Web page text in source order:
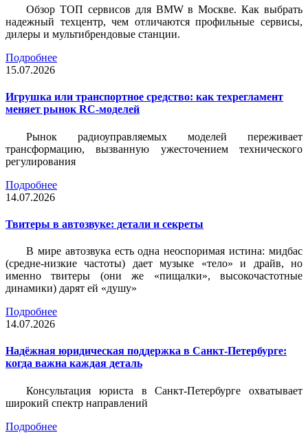
Обзор ТОП сервисов для BMW в Москве. Как выбрать
надежный техцентр, чем отличаются профильные сервисы,
дилеры и мультибрендовые станции.
Подробнее
15.07.2026
Игрушка или транспортное средство: как техрегламент
меняет рынок RC-моделей
Рынок радиоуправляемых моделей переживает
трансформацию, вызванную ужесточением технического
регулирования
Подробнее
14.07.2026
Твитеры в автозвуке: детали и секреты
В мире автозвука есть одна неоспоримая истина: мидбас
(средне-низкие частоты) дает музыке «тело» и драйв, но
именно твитеры (они же «пищалки», высокочастотные
динамики) дарят ей «душу»
Подробнее
14.07.2026
Надёжная юридическая поддержка в Санкт-Петербурге:
когда важна каждая деталь
Консультация юриста в Санкт-Петербурге охватывает
широкий спектр направлений
Подробнее